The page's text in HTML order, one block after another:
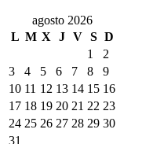
agosto 2026
L M X J V S D
1
2
3
4 5 6 7 8
9
10 11 12 13 14 15 16
17 18 19 20 21 22 23
24 25 26 27 28 29 30
31